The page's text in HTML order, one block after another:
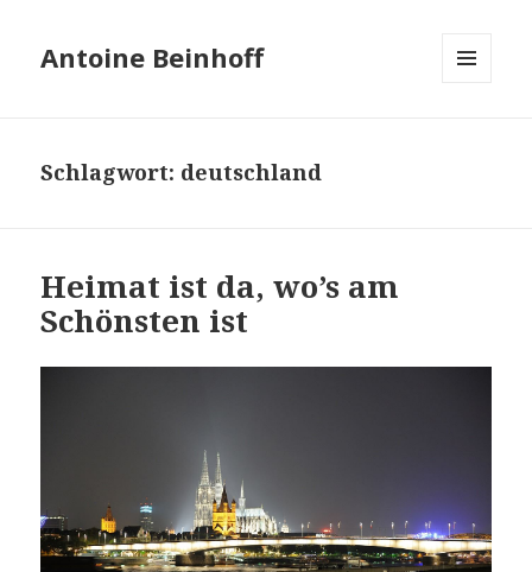
Antoine Beinhoff
Schlagwort: deutschland
Heimat ist da, wo’s am
Schönsten ist